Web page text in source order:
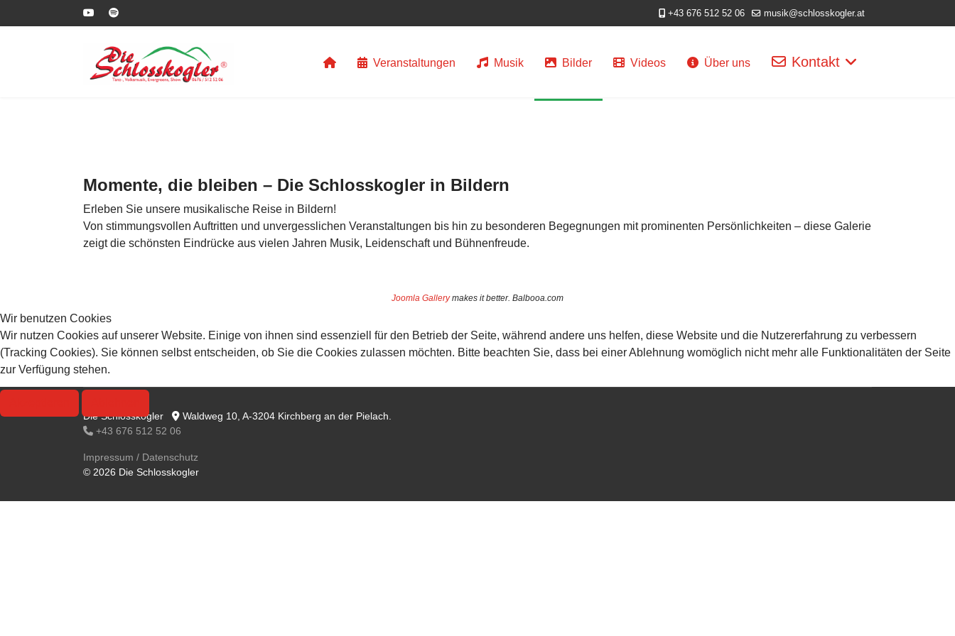
+43 676 512 52 06 musik@schlosskogler.at
Veranstaltungen Musik Bilder Videos Über uns Kontakt
Momente, die bleiben – Die Schlosskogler in Bildern
Erleben Sie unsere musikalische Reise in Bildern!
Von stimmungsvollen Auftritten und unvergesslichen Veranstaltungen bis hin zu besonderen Begegnungen mit prominenten Persönlichkeiten – diese Galerie
zeigt die schönsten Eindrücke aus vielen Jahren Musik, Leidenschaft und Bühnenfreude.
Joomla Gallerymakes it better. Balbooa.com
Die Schlosskogler
Waldweg 10, A-3204 Kirchberg an der Pielach.
+43 676 512 52 06
Impressum / Datenschutz
© 2026 Die Schlosskogler
Wir benutzen Cookies
Wir nutzen Cookies auf unserer Website. Einige von ihnen sind essenziell für den Betrieb der Seite, während andere uns helfen, diese Website und die Nutzererfahrung zu verbessern
(Tracking Cookies). Sie können selbst entscheiden, ob Sie die Cookies zulassen möchten. Bitte beachten Sie, dass bei einer Ablehnung womöglich nicht mehr alle Funktionalitäten der Seite
zur Verfügung stehen.